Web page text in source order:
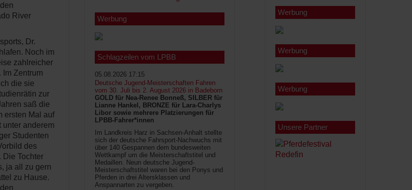
River
Dr.
Noch im
zahlreicher
Im Zentrum
die sie
zur
saß die
ersten Mal auf
unter anderem
Studenten
des
Die Tochter
ja all zu gern
zu Hause.
Werbung
Schlagzeilen vom LPBB
05.08.2026 17:15
Deutsche Jugend-Meisterschaften Fahren
vom 30. Juli bis 2. August 2026 in Badeborn
GOLD für Nea-Renee Bonneß, SILBER für
Lianne Hankel, BRONZE für Lara-Charlys
Libor sowie mehrere Platzierungen für
LPBB-Fahrer*innen
Im Landkreis Harz in Sachsen-Anhalt stellte
sich der deutsche Fahrsport-Nachwuchs mit
über 140 Gespannen dem bundesweiten
Wettkampf um die Meisterschaftstitel und
Medaillen. Neun deutsche Jugend-
Meisterschaftstitel waren bei den Ponys und
Pferden in drei Altersklassen und
Anspannarten zu vergeben.
Werbung
Werbung
Werbung
Unsere Partner